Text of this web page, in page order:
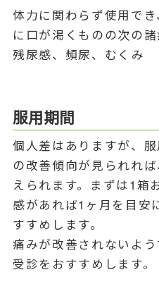
体力に関わらず使用で
に口が渇くものの次の
残尿感、頻尿、むくみ
服用期間
個人差はありますが、
の改善傾向が見られれ
えられます。まずは1箱
感があれば1ヶ月を目安
すすめします。
痛みが改善されないよ
受診をおすすめします。